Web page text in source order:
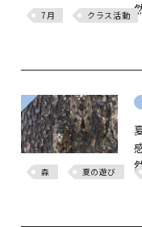
7月 クラス活動
森 夏の遊び